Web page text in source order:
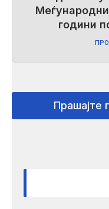
години
Прашајте